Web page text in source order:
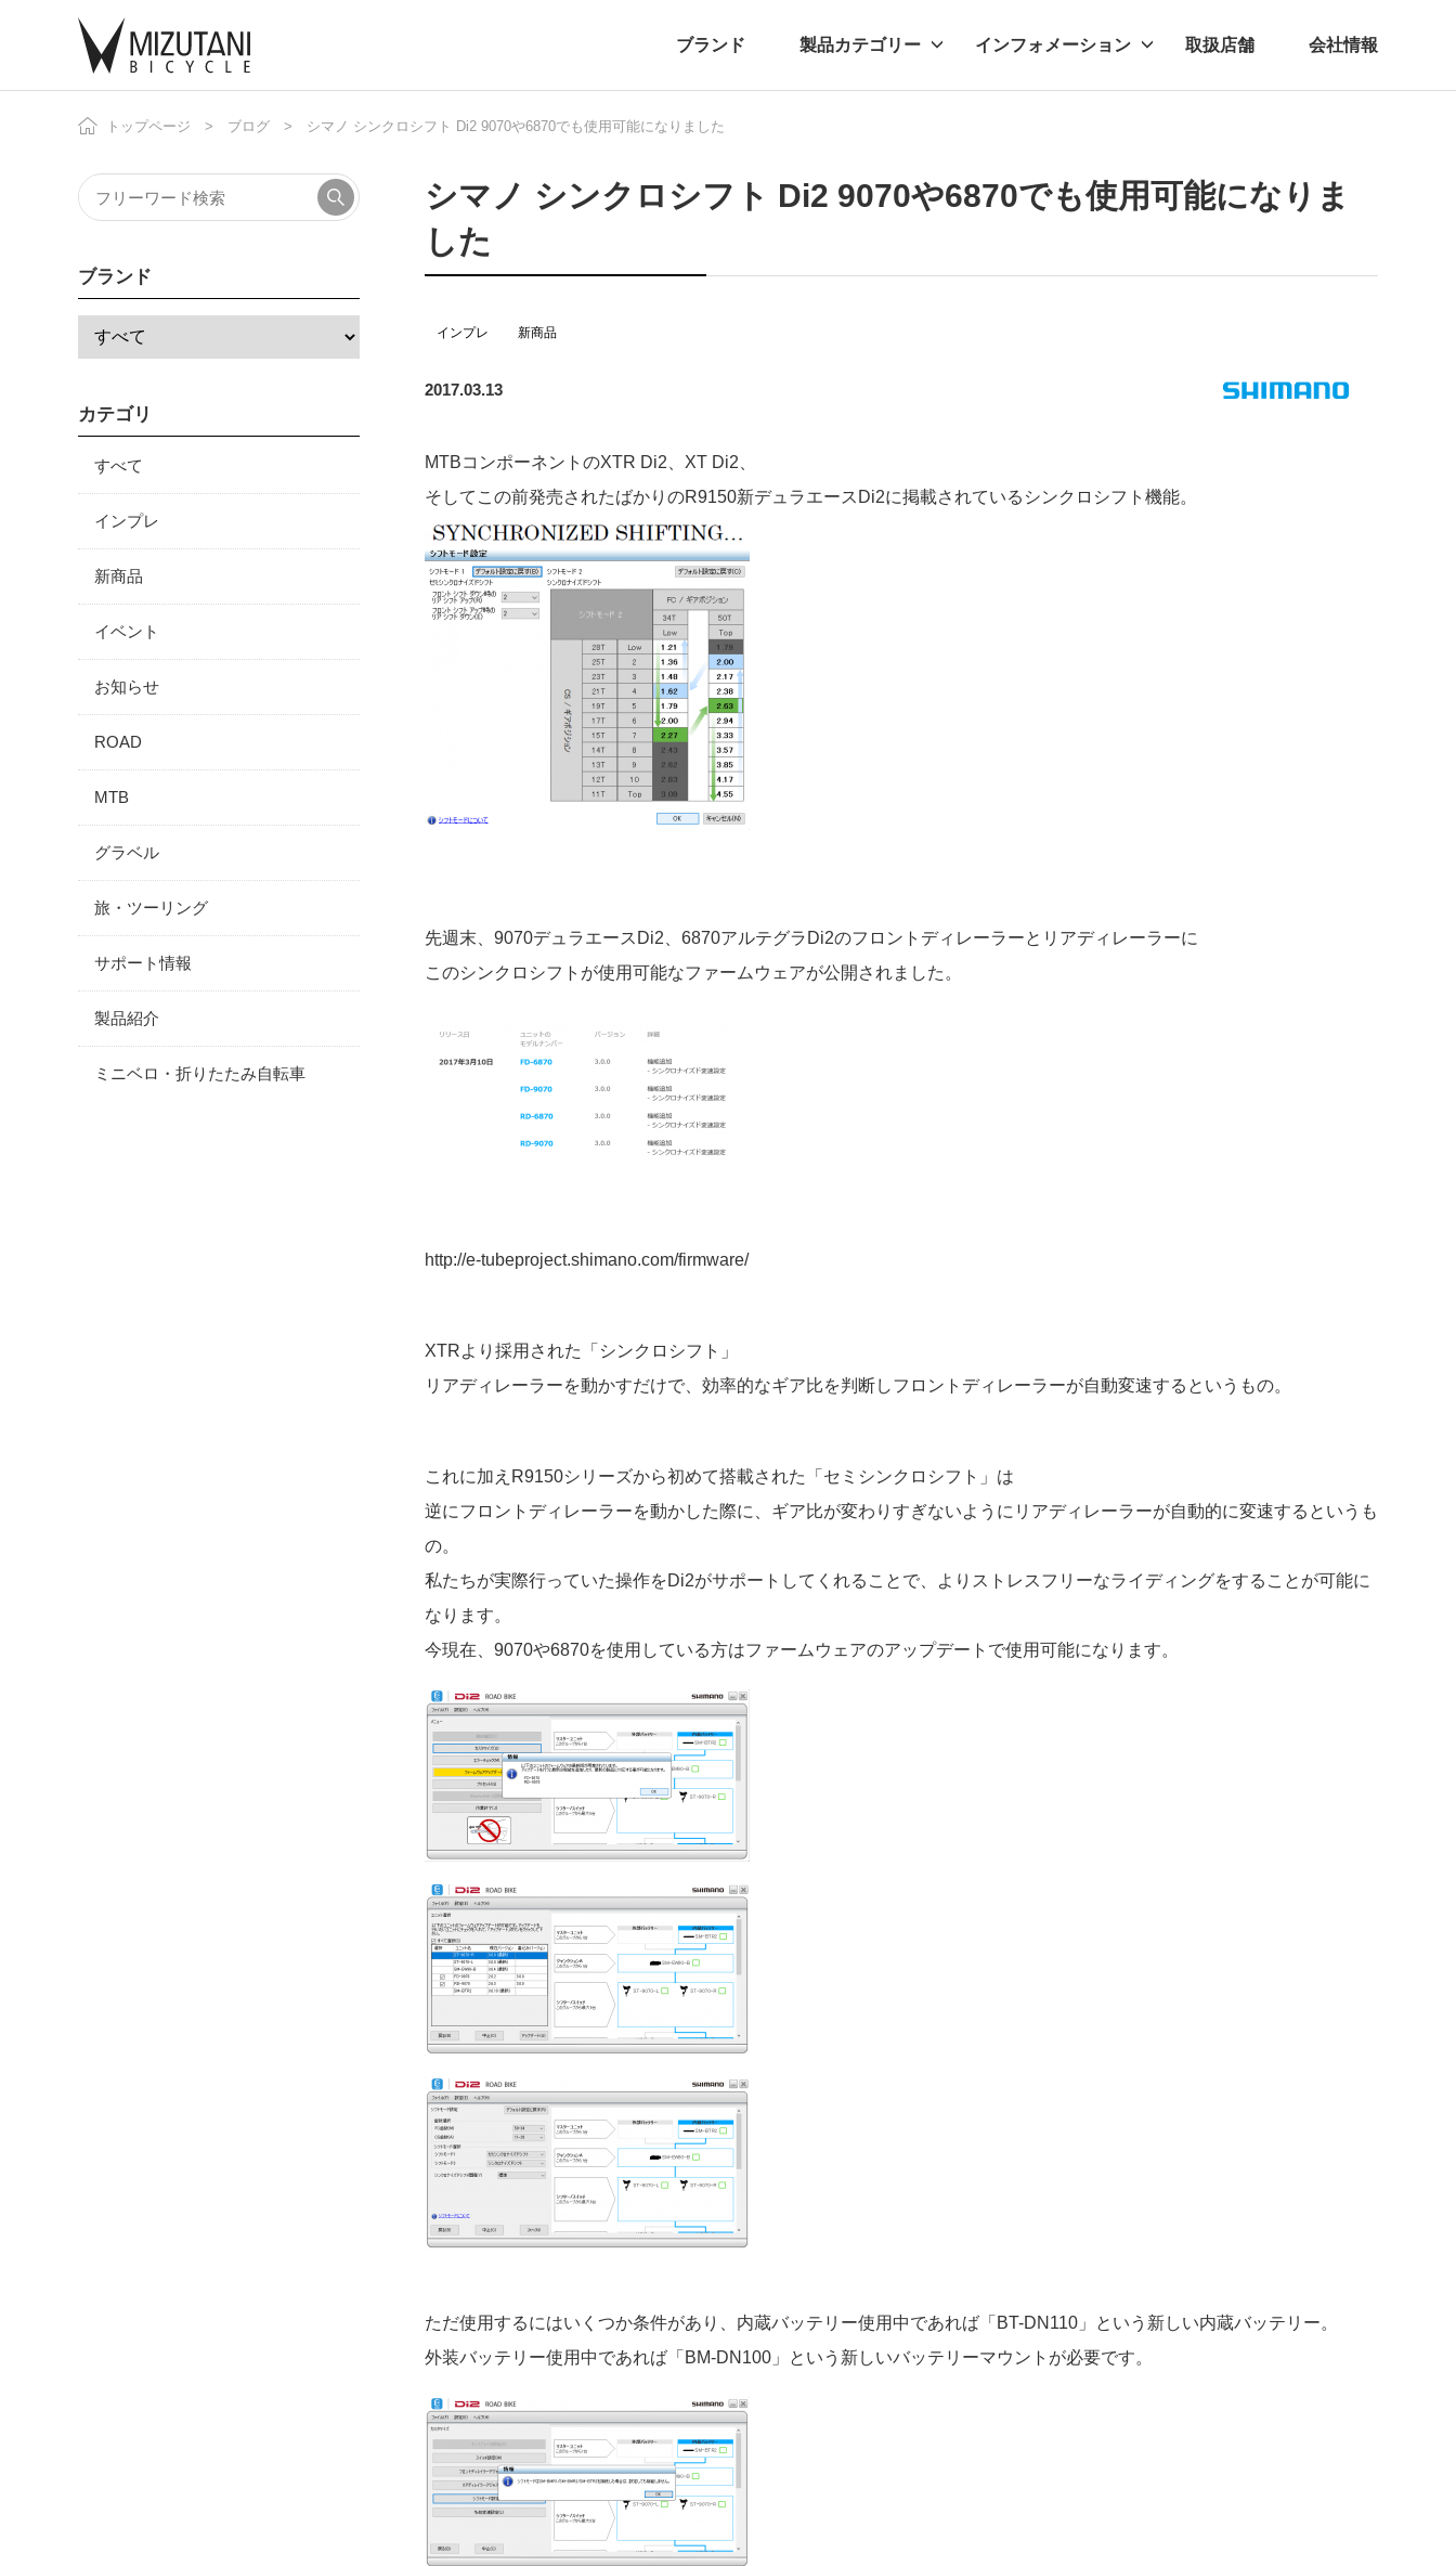
ブランド 製品カテゴリー
自転車 自転車パーツ
インフォメーション
ニュース プレスリリース
取扱店舗 会社情報
トップページ ブログ シマノ シンクロシフト Di2 9070や6870でも使用可能になりました
シマノ シンクロシフト Di2 9070や6870でも使用可能になりま
した
インプレ 新商品
2017.03.13
MTBコンポーネントのXTR Di2、XT Di2、
そしてこの前発売されたばかりのR9150新デュラエースDi2に掲載されているシンクロシフト機能。
先週末、9070デュラエースDi2、6870アルテグラDi2のフロントディレーラーとリアディレーラーに
このシンクロシフトが使用可能なファームウェアが公開されました。
http://e-tubeproject.shimano.com/firmware/
XTRより採用された「シンクロシフト」
リアディレーラーを動かすだけで、効率的なギア比を判断しフロントディレーラーが自動変速するというもの。
これに加えR9150シリーズから初めて搭載された「セミシンクロシフト」は
逆にフロントディレーラーを動かした際に、ギア比が変わりすぎないようにリアディレーラーが自動的に変速するというも
の。
私たちが実際行っていた操作をDi2がサポートしてくれることで、よりストレスフリーなライディングをすることが可能に
なります。
今現在、9070や6870を使用している方はファームウェアのアップデートで使用可能になります。
ただ使用するにはいくつか条件があり、内蔵バッテリー使用中であれば「BT-DN110」という新しい内蔵バッテリー。
外装バッテリー使用中であれば「BM-DN100」という新しいバッテリーマウントが必要です。
ブランド
カテゴリ
すべて
インプレ
新商品
イベント
お知らせ
ROAD
MTB
グラベル
旅・ツーリング
サポート情報
製品紹介
ミニベロ・折りたたみ自転車